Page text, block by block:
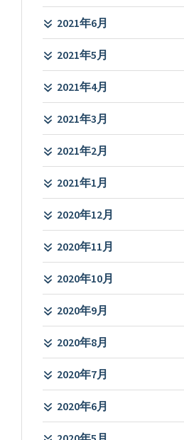
2021年6月
2021年5月
2021年4月
2021年3月
2021年2月
2021年1月
2020年12月
2020年11月
2020年10月
2020年9月
2020年8月
2020年7月
2020年6月